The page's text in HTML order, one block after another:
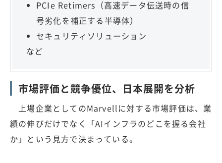
PCIe Retimers（高速データ伝送時の信
号劣化を補正する半導体）
セキュリティソリューション
など
市場評価と競争優位、日本展開を分析
上場企業としてのMarvellに対する市場評価は、業
績の伸びだけでなく「AIインフラのどこを握る会社
か」という見方で決まっている。